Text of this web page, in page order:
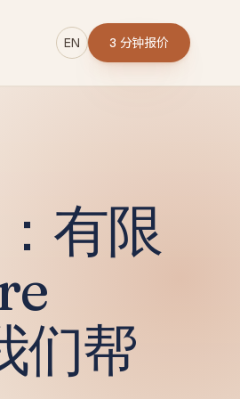
EN 3 分钟报价
有限
们帮